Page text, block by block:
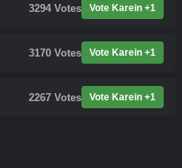
3294 Votes Vote Karein +1
3170 Votes Vote Karein +1
2267 Votes Vote Karein +1